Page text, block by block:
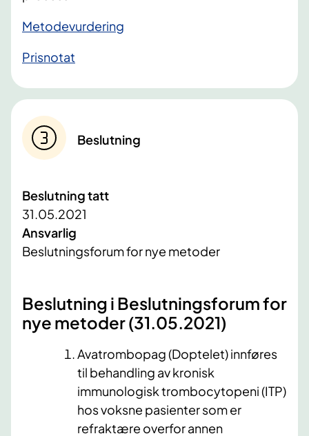
Metodevurdering
Prisnotat
Beslutning
Beslutning tatt
31.05.2021
Ansvarlig
Beslutningsforum for nye metoder
​Beslutning i Beslutningsforum for
nye metoder (31.05.2021)​
Avatrombopag (Doptelet) innføres
til behandling av kronisk
immunologisk trombocytopeni (ITP)
hos voksne pasienter som er
refraktære overfor annen